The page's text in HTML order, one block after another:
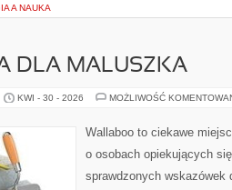
A NAUKA
DLA MALUSZKA
KWI - 30 - 2026 MOŻLIWOŚĆ
Wallaboo to ciekawe
o osobach opiekujących
sprawdzonych wskazówek